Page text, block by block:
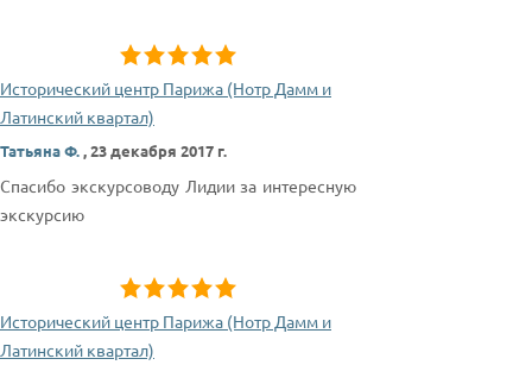
Исторический центр Парижа (Нотр Дамм и
Латинский квартал)
Татьяна Ф.,23 декабря 2017 г.
Спасибо экскурсоводу Лидии за интересную
экскурсию
Исторический центр Парижа (Нотр Дамм и
Латинский квартал)